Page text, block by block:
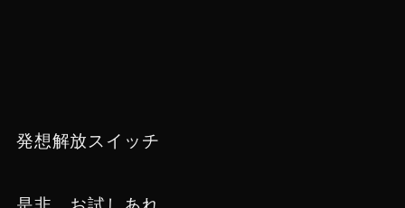
発想解放スイッチ